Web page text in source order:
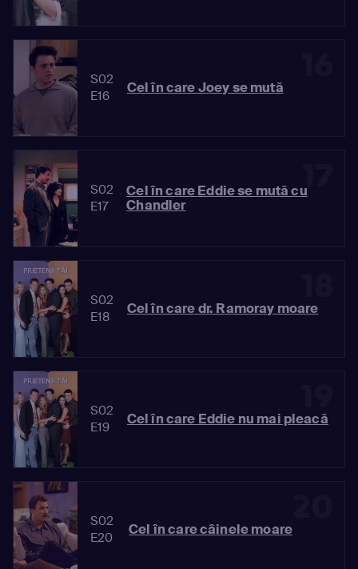
S02
E16
Cel în care Joey se mută
S02
E17
Cel în care Eddie se mută cu
Chandler
S02
E18
Cel în care dr. Ramoray moare
S02
E19
Cel în care Eddie nu mai pleacă
S02
E20
Cel în care câinele moare